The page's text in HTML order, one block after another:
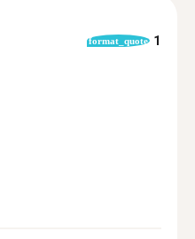
format_quote 1